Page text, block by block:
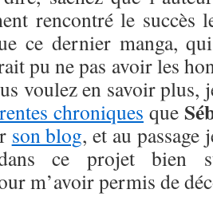
rencontré le succès
ce dernier manga,
pu ne pas avoir les
voulez en savoir plus,
chroniques que
son blog, et au
ce projet bien
m’avoir permis de